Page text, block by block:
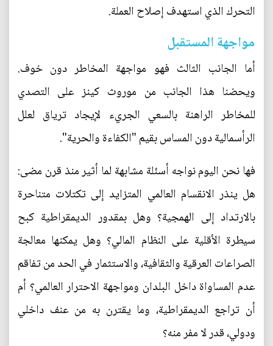
التحرك الذي استهدف إصلاح العملة.
مواجهة المستقبل
أما الجانب الثالث فهو مواجهة المخاطر دون خوف.
ويحضنا هذا الجانب من موروث كينز على التصدي
للمخاطر الراهنة بالسعي الجريء لإيجاد ترياق لعلل
الرأسمالية دون المساس بقيم "الكفاءة والحرية".
فها نحن اليوم نواجه أسئلة مشابهة لما أثير منذ قرن مضى:
هل ينذر الانقسام العالمي المتزايد إلى تكتلات متناحرة
بالارتداد إلى الهمجية؟ وهل بمقدور الديمقراطية كبح
سيطرة الأقلية على النظام المالي؟ وهل يمكنها معالجة
الصراعات العرقية والثقافية، والاستثمار في الحد من تفاقم
عدم المساواة داخل البلدان ومواجهة الاحترار العالمي؟ أم
أن تراجع الديمقراطية، وما يقترن به من عنف داخلي
ودولي، قدر لا مفر منه؟